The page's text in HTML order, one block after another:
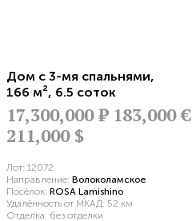
Дом с 3-мя спальнями,
166 м², 6.5 соток
17,300,000Р 183,000 €
211,000 $
Лот: 12072
Направление: Волоколамское
Посёлок: ROSA Lamishino
Удалённость от МКАД: 52 км
Отделка: без отделки